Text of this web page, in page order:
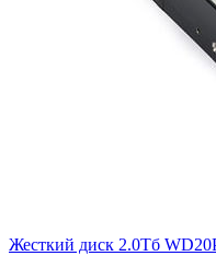
Жесткий диск 2.0Тб